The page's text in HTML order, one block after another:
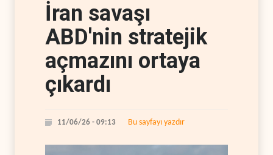
İran savaşı
ABD'nin stratejik
açmazını ortaya
çıkardı
11/06/26 - 09:13 Bu sayfayı yazdır